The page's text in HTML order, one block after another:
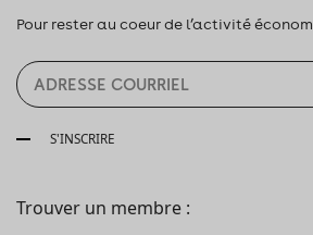
Pour rester au coeur de l’activité
S'INSCRIRE
Trouver un membre :